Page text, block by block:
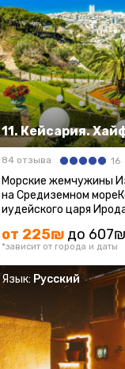
11. Кейсария.
84 отзыва 16
Морские жемчужины
на Средиземном
иудейского царя
от 225₪ до 607₪
*зависит от города и даты
Язык: Русский